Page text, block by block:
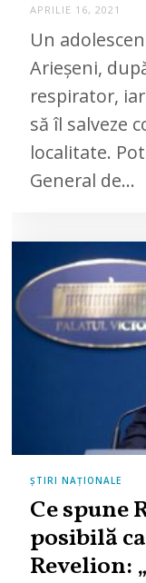
APRILIE 16, 2021
Un
Arieșeni,
respirator,
să îl salveze
localitate.
General de…
ȘTIRI NAȚIONALE
Ce spune
posibilă
Revelion: